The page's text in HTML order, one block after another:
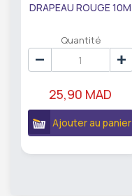
DRAPEAU ROUGE 10M
Quantité
25,90 MAD
Ajouter au panier